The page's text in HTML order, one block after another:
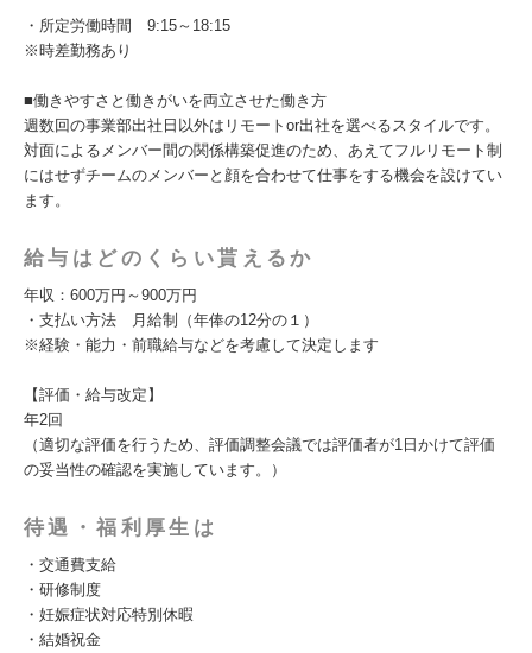
・所定労働時間 9:15～18:15
※時差勤務あり
■働きやすさと働きがいを両立させた働き方
週数回の事業部出社日以外はリモートor出社を選べるスタイルです。
対面によるメンバー間の関係構築促進のため、あえてフルリモート制
にはせずチームのメンバーと顔を合わせて仕事をする機会を設けてい
ます。
給与はどのくらい貰えるか
年収：600万円～900万円
・支払い方法 月給制（年俸の12分の１）
※経験・能力・前職給与などを考慮して決定します
【評価・給与改定】
年2回
（適切な評価を行うため、評価調整会議では評価者が1日かけて評価
の妥当性の確認を実施しています。）
待遇・福利厚生は
・交通費支給
・研修制度
・妊娠症状対応特別休暇
・結婚祝金